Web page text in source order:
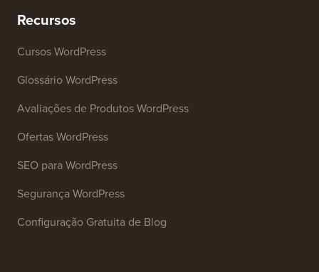
Recursos
Cursos WordPress
Glossário WordPress
Avaliações de Produtos WordPress
Ofertas WordPress
SEO para WordPress
Segurança WordPress
Configuração Gratuita de Blog